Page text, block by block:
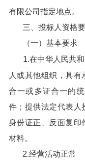
有限公司指定地点。
三、投标人资格要
（一）基本要求
1.在中华人民共
人或其他组织，具
合一或多证合一的
件；提供法定代表人
身份证正、反面复印
材料。
2.经营活动正常